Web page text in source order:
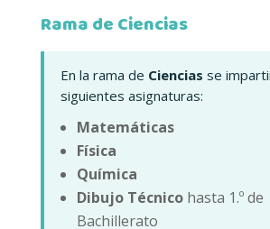
Rama de Ciencias
En la rama de Ciencias se
siguientes asignaturas:
Matemáticas
Física
Química
Dibujo Técnicohasta 1.º de
Bachillerato